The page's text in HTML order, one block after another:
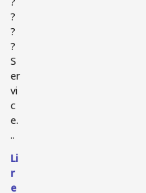
?
?
?
S
er
vi
c
e.
..
Li
r
e